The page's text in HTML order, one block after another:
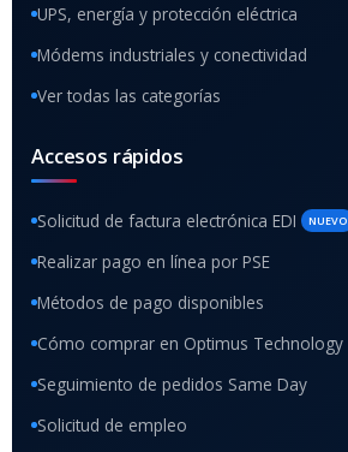
UPS, energía y protección eléctrica
Módems industriales y conectividad
Ver todas las categorías
Accesos rápidos
Solicitud de factura electrónica EDI NUEVO
Realizar pago en línea por PSE
Métodos de pago disponibles
Cómo comprar en Optimus Technology
Seguimiento de pedidos Same Day
Solicitud de empleo